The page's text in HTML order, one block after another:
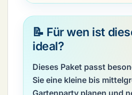
📝 Für wen ist
ideal?
Dieses Paket passt
Sie eine kleine bis